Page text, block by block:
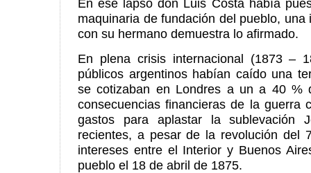
En ese lapso don Luis Costa había
maquinaria de fundación del pueblo,
con su hermano demuestra lo afirmado.
En plena crisis internacional (1873 –
públicos argentinos habían caído una
se cotizaban en Londres a un a 40 %
consecuencias financieras de la guerra
gastos para aplastar la sublevación
recientes, a pesar de la revolución del
intereses entre el Interior y Buenos
pueblo el 18 de abril de 1875.